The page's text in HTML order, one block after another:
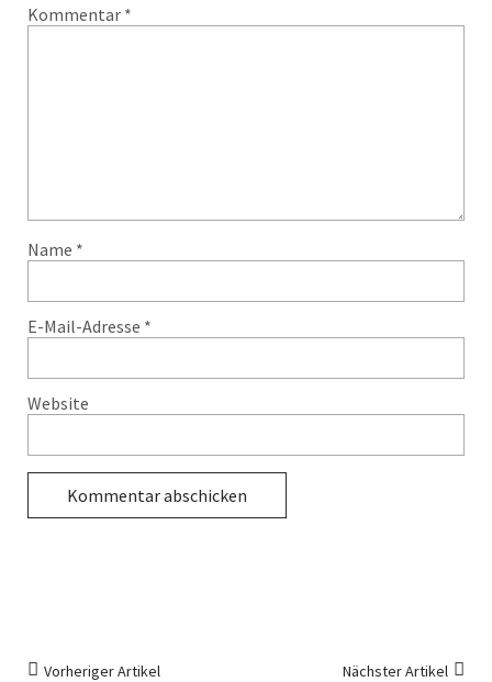
Kommentar *
Name *
E-Mail-Adresse *
Website
Vorheriger Artikel Nächster Artikel